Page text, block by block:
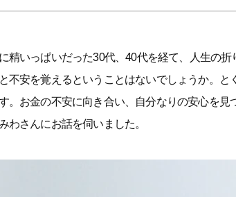
いっぱいだった30代、40代を経て、人生の折
不安を覚えるということはないでしょうか。と
。お金の不安に向き合い、自分なりの安心を見
わさんにお話を伺いました。